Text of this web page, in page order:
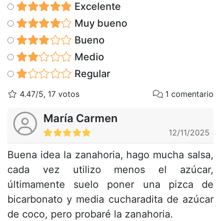
Excelente
Muy bueno
Bueno
Medio
Regular
4.47/5, 17 votos 1 comentario
María Carmen
12/11/2025
Buena idea la zanahoria, hago mucha salsa,
cada vez utilizo menos el azúcar,
últimamente suelo poner una pizca de
bicarbonato y media cucharadita de azúcar
de coco, pero probaré la zanahoria.